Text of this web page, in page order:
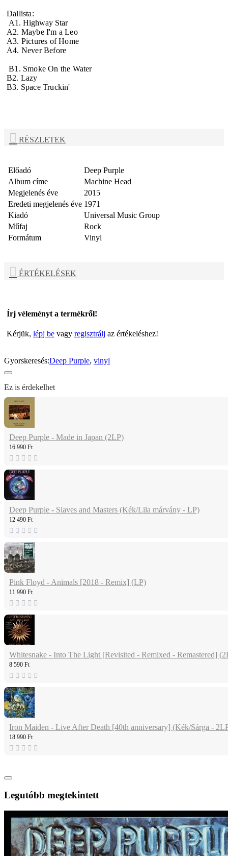
Dallista:
A1. Highway Star
A2. Maybe I'm a Leo
A3. Pictures of Home
A4. Never Before
B1. Smoke On the Water
B2. Lazy
B3. Space Truckin'
RÉSZLETEK
Előadó
Deep Purple
Album címe
Machine Head
Megjelenés éve
2015
Eredeti megjelenés éve 1971
Kiadó
Universal Music Group
Műfaj
Rock
Formátum
Vinyl
ÉRTÉKELÉSEK
Írj véleményt a termékről!
Kérjük, lépj be vagy regisztrálj az értékeléshez!
Gyorskeresés:Deep Purple, vinyl
Ez is érdekelhet
Deep Purple - Made in Japan (2LP)
16 990 Ft
Deep Purple - Slaves and Masters (Kék/Lila márvány - LP)
12 490 Ft
Pink Floyd - Animals [2018 - Remix] (LP)
11 990 Ft
Whitesnake - Into The Light [Revisited - Remixed - Remastered]
8 590 Ft
Iron Maiden - Live After Death [40th anniversary] (Kék/Sárga -
18 990 Ft
Legutóbb megtekintett